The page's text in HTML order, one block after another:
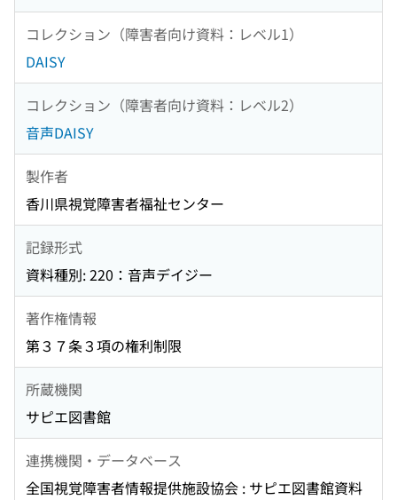
コレクション（障害者向け資料：レベル1）
DAISY
コレクション（障害者向け資料：レベル2）
音声DAISY
製作者
香川県視覚障害者福祉センター
記録形式
資料種別: 220：音声デイジー
著作権情報
第３７条３項の権利制限
所蔵機関
サピエ図書館
連携機関・データベース
全国視覚障害者情報提供施設協会 : サピエ図書館資料